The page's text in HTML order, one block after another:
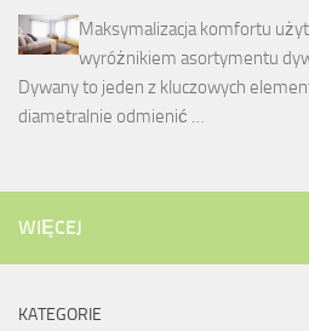
Maksymalizacja komfortu
wyróżnikiem asortymentu
Dywany to jeden z kluczowych
diametralnie odmienić …
WIĘCEJ
KATEGORIE